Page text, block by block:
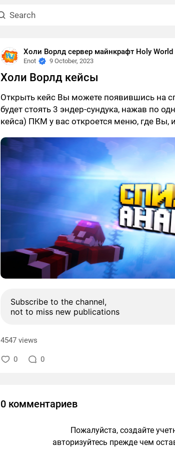
Холи Ворлд сервер майнкрафт Holy World
Enot 9 October, 2023
Холи Ворлд кейсы
Открыть кейс Вы можете появившись на
будет стоять 3 эндер-сундука, нажав по
кейса) ПКМ у вас откроется меню, где Вы,
Subscribe to the channel,
not to miss new publications
4547 views
0 0
0 комментариев
Пожалуйста, создайте
авторизуйтесь прежде чем